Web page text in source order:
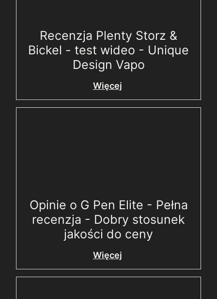
Recenzja Plenty Storz &
Bickel - test wideo - Unique
Design Vapo
Więcej
Opinie o G Pen Elite - Pełna
recenzja - Dobry stosunek
jakości do ceny
Więcej